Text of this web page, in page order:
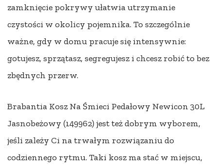
zamknięcie pokrywy ułatwia utrzymanie
czystości w okolicy pojemnika. To szczególnie
ważne, gdy w domu pracuje się intensywnie:
gotujesz, sprzątasz, segregujesz i chcesz robić to bez
zbędnych przerw.
Brabantia Kosz Na Śmieci Pedałowy Newicon 30L
Jasnobeżowy (149962) jest też dobrym wyborem,
jeśli zależy Ci na trwałym rozwiązaniu do
codziennego rytmu. Taki kosz ma stać w miejscu,